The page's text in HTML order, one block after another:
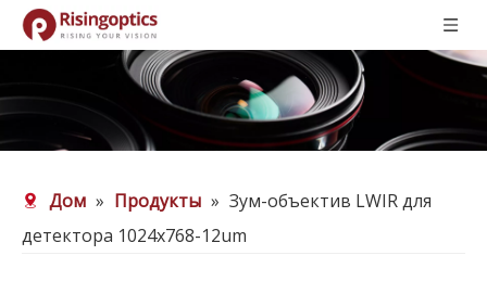
Дом » Продукты » Зум-объектив LWIR для
детектора 1024x768-12um